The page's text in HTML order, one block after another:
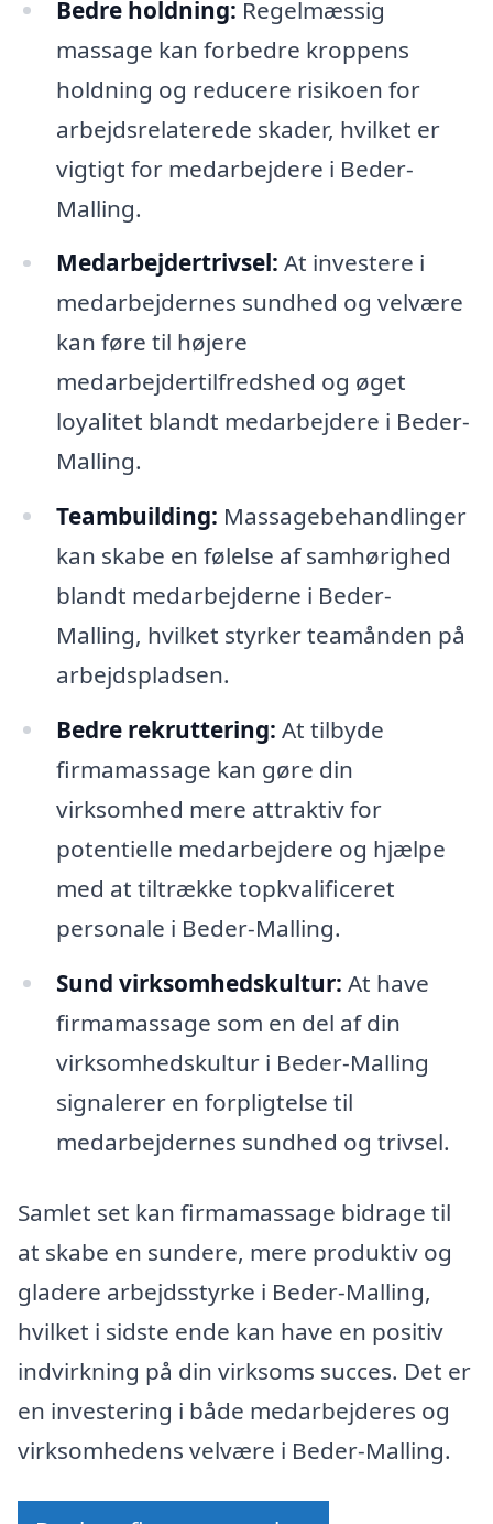
Bedre holdning: Regelmæssig
massage kan forbedre kroppens
holdning og reducere risikoen for
arbejdsrelaterede skader, hvilket er
vigtigt for medarbejdere i Beder-
Malling.
Medarbejdertrivsel: At investere i
medarbejdernes sundhed og velvære
kan føre til højere
medarbejdertilfredshed og øget
loyalitet blandt medarbejdere i Beder-
Malling.
Teambuilding: Massagebehandlinger
kan skabe en følelse af samhørighed
blandt medarbejderne i Beder-
Malling, hvilket styrker teamånden på
arbejdspladsen.
Bedre rekruttering: At tilbyde
firmamassage kan gøre din
virksomhed mere attraktiv for
potentielle medarbejdere og hjælpe
med at tiltrække topkvalificeret
personale i Beder-Malling.
Sund virksomhedskultur: At have
firmamassage som en del af din
virksomhedskultur i Beder-Malling
signalerer en forpligtelse til
medarbejdernes sundhed og trivsel.
Samlet set kan firmamassage bidrage til
at skabe en sundere, mere produktiv og
gladere arbejdsstyrke i Beder-Malling,
hvilket i sidste ende kan have en positiv
indvirkning på din virksoms succes. Det er
en investering i både medarbejderes og
virksomhedens velvære i Beder-Malling.